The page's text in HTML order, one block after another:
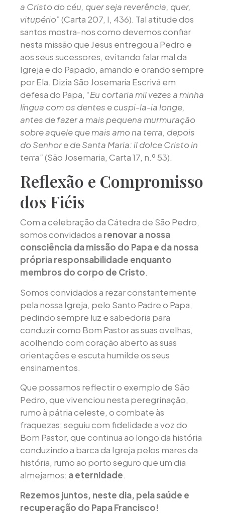
a Cristo do céu, quer seja reverência, quer,
vitupério”(Carta 207, I, 436). Tal atitude dos
santos mostra-nos como devemos confiar
nesta missão que Jesus entregou a Pedro e
aos seus sucessores, evitando falar mal da
Igreja e do Papado, amando e orando sempre
por Ela. Dizia São Josemaría Escrivá em
defesa do Papa, “Eu cortaria mil vezes a minha
língua com os dentes e cuspi-la-ia longe,
antes de fazer a mais pequena murmuração
sobre aquele que mais amo na terra, depois
do Senhor e de Santa Maria: il dolce Cristo in
terra”(São Josemaria, Carta 17, n.º 53).
Reflexão e Compromisso
dos Fiéis
Com a celebração da Cátedra de São Pedro,
somos convidados a renovar a nossa
consciência da missão do Papa e da nossa
própria responsabilidade enquanto
membros do corpo de Cristo.
Somos convidados a rezar constantemente
pela nossa Igreja, pelo Santo Padre o Papa,
pedindo sempre luz e sabedoria para
conduzir como Bom Pastor as suas ovelhas,
acolhendo com coração aberto as suas
orientações e escuta humilde os seus
ensinamentos.
Que possamos reflectir o exemplo de São
Pedro, que vivenciou nesta peregrinação,
rumo à pátria celeste, o combate às
fraquezas; seguiu com fidelidade a voz do
Bom Pastor, que continua ao longo da história
conduzindo a barca da Igreja pelos mares da
história, rumo ao porto seguro que um dia
almejamos: a eternidade.
Rezemos juntos, neste dia, pela saúde e
recuperação do Papa Francisco!